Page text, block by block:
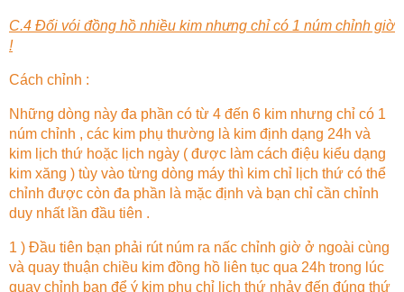
C.4 Đối vói đồng hồ nhiều kim nhưng chỉ có 1 núm chỉnh giờ
!
Cách chỉnh :
Những dòng này đa phần có từ 4 đến 6 kim nhưng chỉ có 1
núm chỉnh , các kim phụ thường là kim định dạng 24h và
kim lịch thứ hoặc lịch ngày ( được làm cách điệu kiểu dạng
kim xăng ) tùy vào từng dòng máy thì kim chỉ lịch thứ có thể
chỉnh được còn đa phần là mặc định và bạn chỉ cần chỉnh
duy nhất lần đầu tiên .
1 ) Đầu tiên bạn phải rút núm ra nấc chỉnh giờ ở ngoài cùng
và quay thuận chiều kim đồng hồ liên tục qua 24h trong lúc
quay chỉnh bạn để ý kim phụ chỉ lịch thứ nhảy đến đúng thứ